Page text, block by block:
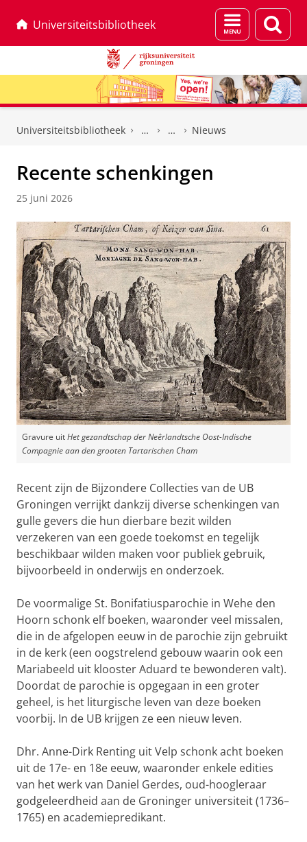
Universiteitsbibliotheek
Menu
en
Universiteitsbibliotheek Nieuws
Recente schenkingen
25 juni 2026
Gravure uitHet gezandtschap der Neêrlandtsche Oost-Indische
Compagnie aan den grooten Tartarischen Cham
Recent zijn de Bijzondere Collecties van de UB
Groningen verrijkt dankzij diverse schenkingen van
gulle gevers die hun dierbare bezit wilden
verzekeren van een goede toekomst en tegelijk
beschikbaar wilden maken voor publiek gebruik,
bijvoorbeeld in onderwijs en onderzoek.
De voormalige St. Bonifatiusparochie in Wehe den
Hoorn schonk elf boeken, waaronder veel missalen,
die in de afgelopen eeuw in de parochie zijn gebruikt
in de kerk (een oogstrelend gebouw waarin ook een
Mariabeeld uit klooster Aduard te bewonderen valt).
Doordat de parochie is opgegaan in een groter
geheel, is het liturgische leven van deze boeken
voorbij. In de UB krijgen ze een nieuw leven.
Dhr. Anne-Dirk Renting uit Velp schonk acht boeken
uit de 17e- en 18e eeuw, waaronder enkele edities
van het werk van Daniel Gerdes, oud-hoogleraar
godgeleerdheid aan de Groninger universiteit (1736–
1765) en academiepredikant.